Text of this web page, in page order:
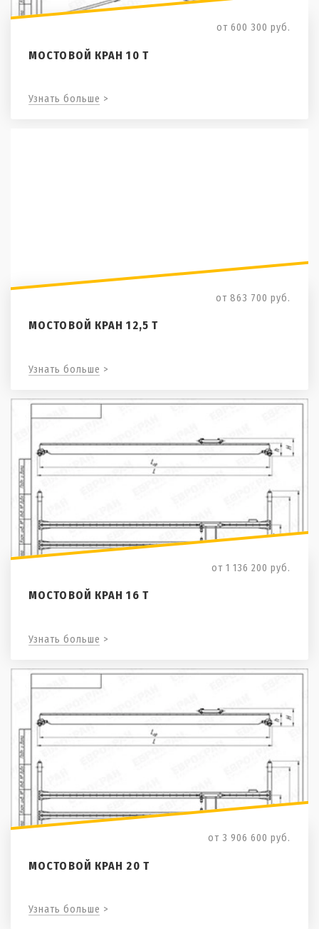
от 600 300 руб.
МОСТОВОЙ КРАН 10 Т
Узнать больше >
от 863 700 руб.
МОСТОВОЙ КРАН 12,5 Т
Узнать больше >
от 1 136 200 руб.
МОСТОВОЙ КРАН 16 Т
Узнать больше >
от 3 906 600 руб.
МОСТОВОЙ КРАН 20 Т
Узнать больше >